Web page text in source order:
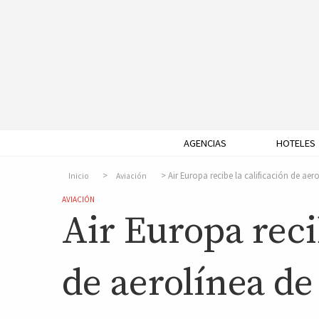
AGENCIAS HOTELES
Inicio Aviación Air Europa recibe la calificación de
AVIACIÓN
Air Europa
de aerolínea